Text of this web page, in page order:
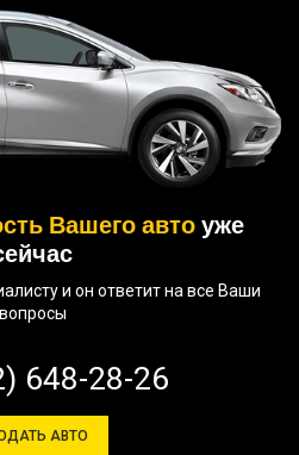
Вашего автоуже
и он ответит на все Ваши
вопросы
648-28-26
АВТО